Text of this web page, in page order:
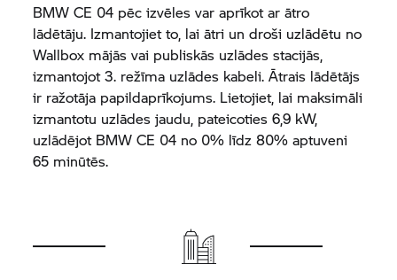
BMW CE 04 pēc izvēles var aprīkot ar ātro
lādētāju. Izmantojiet to, lai ātri un droši uzlādētu no
Wallbox mājās vai publiskās uzlādes stacijās,
izmantojot 3. režīma uzlādes kabeli. Ātrais lādētājs
ir ražotāja papildaprīkojums. Lietojiet, lai maksimāli
izmantotu uzlādes jaudu, pateicoties 6,9 kW,
uzlādējot BMW CE 04 no 0% līdz 80% aptuveni
65 minūtēs.